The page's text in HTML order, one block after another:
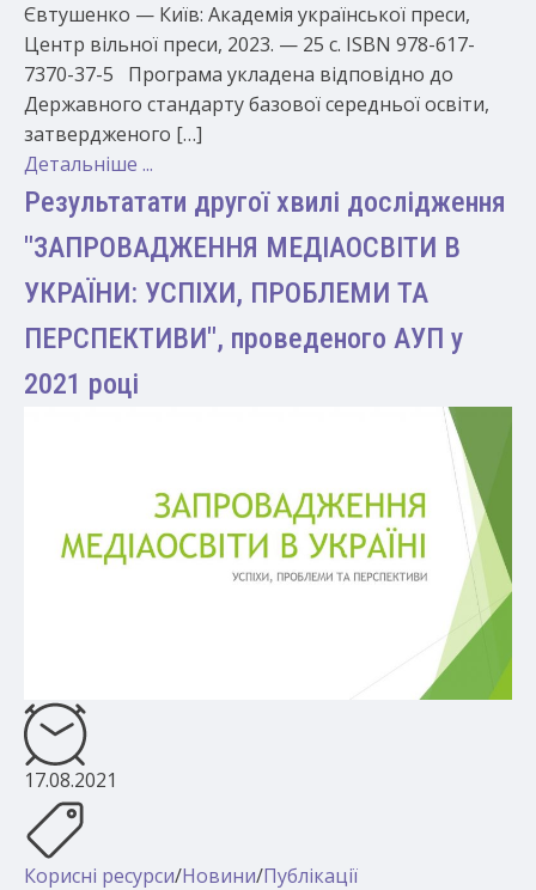
Євтушенко — Київ: Академія української преси,
Центр вільної преси, 2023. — 25 с. ISBN 978-617-
7370-37-5 Програма укладена відповідно до
Державного стандарту базової середньої освіти,
затвердженого […]
Детальніше ...
Результатати другої хвилі дослідження
"ЗАПРОВАДЖЕННЯ МЕДІАОСВІТИ В
УКРАЇНИ: УСПІХИ, ПРОБЛЕМИ ТА
ПЕРСПЕКТИВИ", проведеного АУП у
2021 році
17.08.2021
Корисні ресурси/Новини/Публікації